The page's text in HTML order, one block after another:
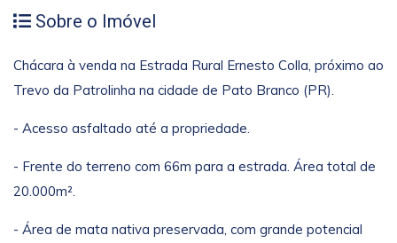
Sobre o Imóvel
Chácara à venda na Estrada Rural Ernesto Colla, próximo ao
Trevo da Patrolinha na cidade de Pato Branco (PR).
- Acesso asfaltado até a propriedade.
- Frente do terreno com 66m para a estrada. Área total de
20.000m².
- Área de mata nativa preservada, com grande potencial